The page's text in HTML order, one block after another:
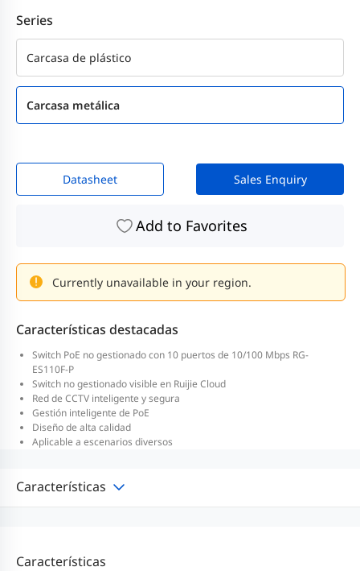
Series
Carcasa de plástico
Carcasa metálica
Datasheet Sales Enquiry
Add to Favorites
Currently unavailable in your region.
Características destacadas
Switch PoE no gestionado con 10 puertos de 10/100 Mbps RG-
ES110F-P
Switch no gestionado visible en Ruijie Cloud
Red de CCTV inteligente y segura
Gestión inteligente de PoE
Diseño de alta calidad
Aplicable a escenarios diversos
Características
Características